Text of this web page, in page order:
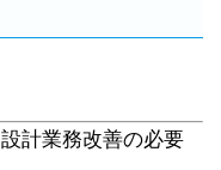
計業務改善の必要